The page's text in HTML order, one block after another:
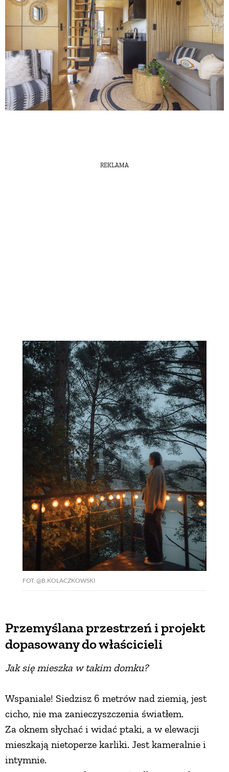
REKLAMA
FOT. @B.KOLACZKOWSKI
Przemyślana przestrzeń i projekt
dopasowany do właścicieli
Jak się mieszka w takim domku?
Wspaniale! Siedzisz 6 metrów nad ziemią, jest
cicho, nie ma zanieczyszczenia światłem.
Za oknem słychać i widać ptaki, a w elewacji
mieszkają nietoperze karliki. Jest kameralnie i
intymnie.